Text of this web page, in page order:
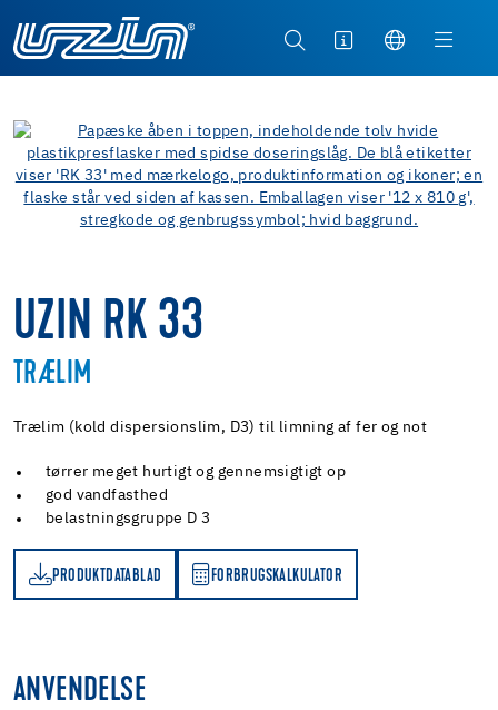
UZIN RK 33
TRÆLIM
Trælim (kold dispersionslim, D3) til limning af fer og not
tørrer meget hurtigt og gennemsigtigt op
god vandfasthed
belastningsgruppe D 3
PRODUKTDATABLAD FORBRUGSKALKULATOR
FORBRUGSKALKULATOR
ANVENDELSE